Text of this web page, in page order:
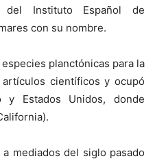
Instituto Español de
con su nombre.
planctónicas para la
científicos y ocupó
y Estados Unidos, donde
mediados del siglo pasado